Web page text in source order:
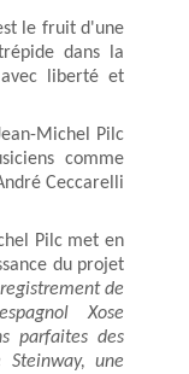
le fruit d'une
dans la
liberté et
Michel Pilc
comme
Ceccarelli
Pilc met en
du projet
de
Xose
parfaites des
une